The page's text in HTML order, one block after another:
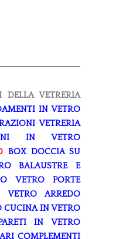
DELLA VETRERIA
IN VETRO
VETRERIA
IN VETRO
BOX DOCCIA SU
BALAUSTRE E
VETRO
PORTE
VETRO
ARREDO
CUCINA IN VETRO
IN VETRO
COMPLEMENTI